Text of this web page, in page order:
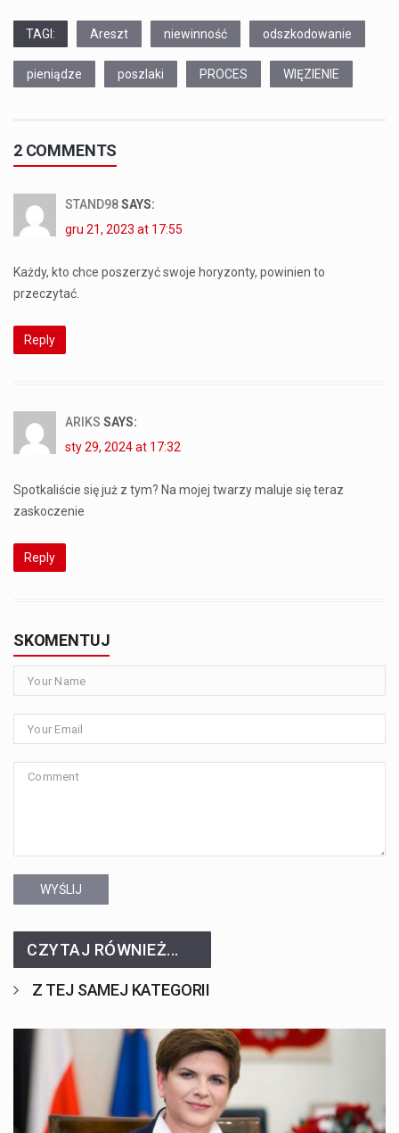
TAGI: Areszt niewinność odszkodowanie
pieniądze poszlaki PROCES WIĘZIENIE
2 COMMENTS
STAND98SAYS:
gru 21, 2023 at 17:55
Każdy, kto chce poszerzyć swoje horyzonty, powinien to
przeczytać.
Reply
ARIKS SAYS:
sty 29, 2024 at 17:32
Spotkaliście się już z tym? Na mojej twarzy maluje się teraz
zaskoczenie
Reply
SKOMENTUJ
WYŚLIJ
CZYTAJ RÓWNIEŻ...
Z TEJ SAMEJ KATEGORII